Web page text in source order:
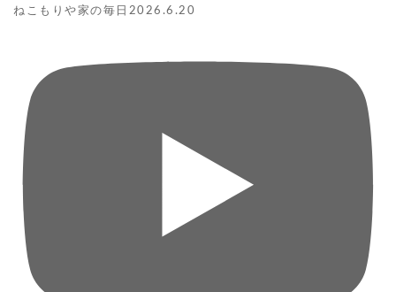
ねこもりや家の毎日2026.6.20